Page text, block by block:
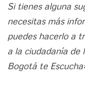
Si tienes alguna
necesitas más
puedes hacerlo a
a la ciudadanía de
Bogotá te Escucha: